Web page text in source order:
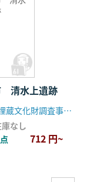
清水上遺跡
埼玉県埋蔵文化財調査事業団
なし
712 円~